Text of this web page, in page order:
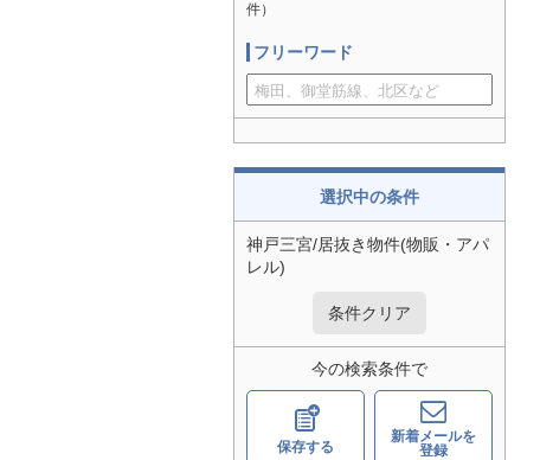
件）
フリーワード
選択中の条件
神戸三宮/居抜き物件(物販・アパ
レル)
条件クリア
今の検索条件で
保存する
新着メールを
登録